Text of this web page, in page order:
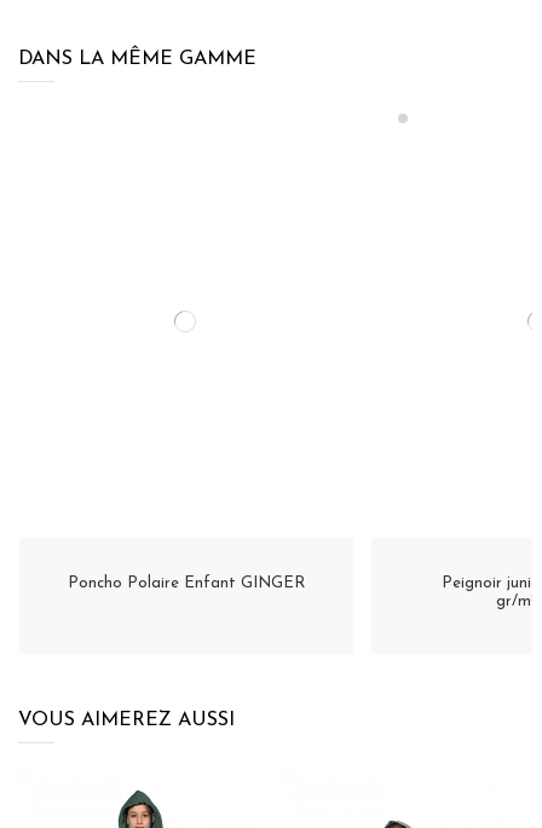
DANS LA MÊME GAMME
Poncho Polaire Enfant GINGER
Peignoir
gr/m²
VOUS AIMEREZ AUSSI